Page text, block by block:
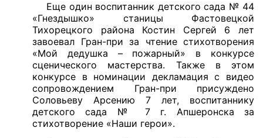
Еще один воспитанник детского сада № 44
«Гнездышко» станицы Фастовецкой
Тихорецкого района Костин Сергей 6 лет
завоевал Гран-при за чтение стихотворения
«Мой дедушка – пожарный» в конкурсе
сценического мастерства. Также в этом
конкурсе в номинации декламация с видео
сопровождением Гран-при присуждено
Соловьеву Арсению 7 лет, воспитаннику
детского сада № 7 г. Апшеронска за
стихотворение «Наши герои».